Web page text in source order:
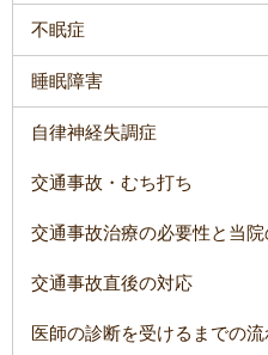
不眠症
睡眠障害
自律神経失調症
交通事故・むち打ち
交通事故治療の必要性と当院
交通事故直後の対応
医師の診断を受けるまでの流